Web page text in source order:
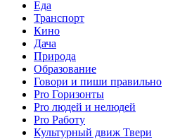
Еда
Транспорт
Кино
Дача
Природа
Образование
Говори и пиши правильно
Pro Горизонты
Pro людей и нелюдей
Pro Работу
Культурный движ Твери